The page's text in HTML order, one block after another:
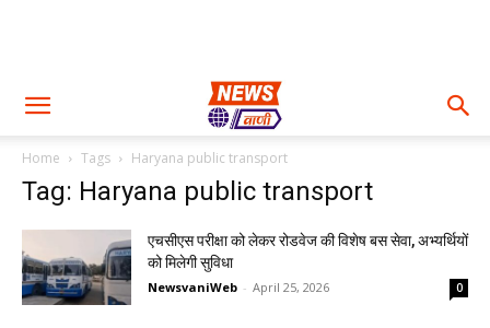
Home Tags Haryana public transport
Tag: Haryana public transport
एचसीएस परीक्षा को लेकर रोडवेज की विशेष बस सेवा, अभ्यर्थियों
को मिलेगी सुविधा
NewsvaniWeb - April 25, 2026 0